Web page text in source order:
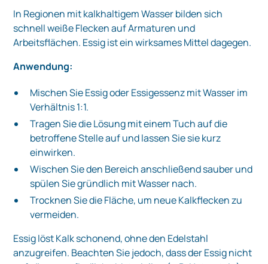
In Regionen mit kalkhaltigem Wasser bilden sich
schnell weiße Flecken auf Armaturen und
Arbeitsflächen. Essig ist ein wirksames Mittel dagegen.
Anwendung:
Mischen Sie Essig oder Essigessenz mit Wasser im
Verhältnis 1:1.
Tragen Sie die Lösung mit einem Tuch auf die
betroffene Stelle auf und lassen Sie sie kurz
einwirken.
Wischen Sie den Bereich anschließend sauber und
spülen Sie gründlich mit Wasser nach.
Trocknen Sie die Fläche, um neue Kalkflecken zu
vermeiden.
Essig löst Kalk schonend, ohne den Edelstahl
anzugreifen. Beachten Sie jedoch, dass der Essig nicht